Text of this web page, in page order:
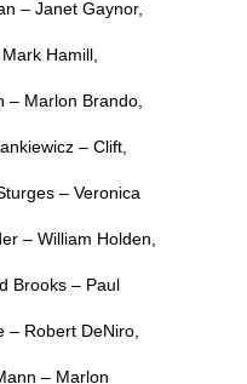
– Janet Gaynor,
Hamill,
– Marlon Brando,
– Clift,
– Veronica
– William Holden,
Brooks – Paul
– Robert DeNiro,
– Marlon